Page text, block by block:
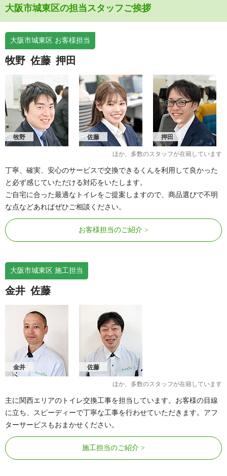
大阪市城東区の担当スタッフご挨拶
大阪市城東区 お客様担当
牧野 佐藤 押田
牧野 佐藤 押田
ほか、多数のスタッフが在籍しています
丁寧、確実、安心のサービスで交換できるくんを利用して良かった
と必ず感じていただける対応をいたします。
ご自宅に合った最適なトイレをご提案しますので、商品選びで不明
な点などあればぜひご相談ください。
お客様担当のご紹介
大阪市城東区 施工担当
金井 佐藤
金井 佐藤
ほか、多数のスタッフが在籍しています
主に関西エリアのトイレ交換工事を担当しています。お客様の目線
に立ち、スピーディーで丁寧な工事を行わせていただきます。アフ
ターサービスもおまかせください。
施工担当のご紹介